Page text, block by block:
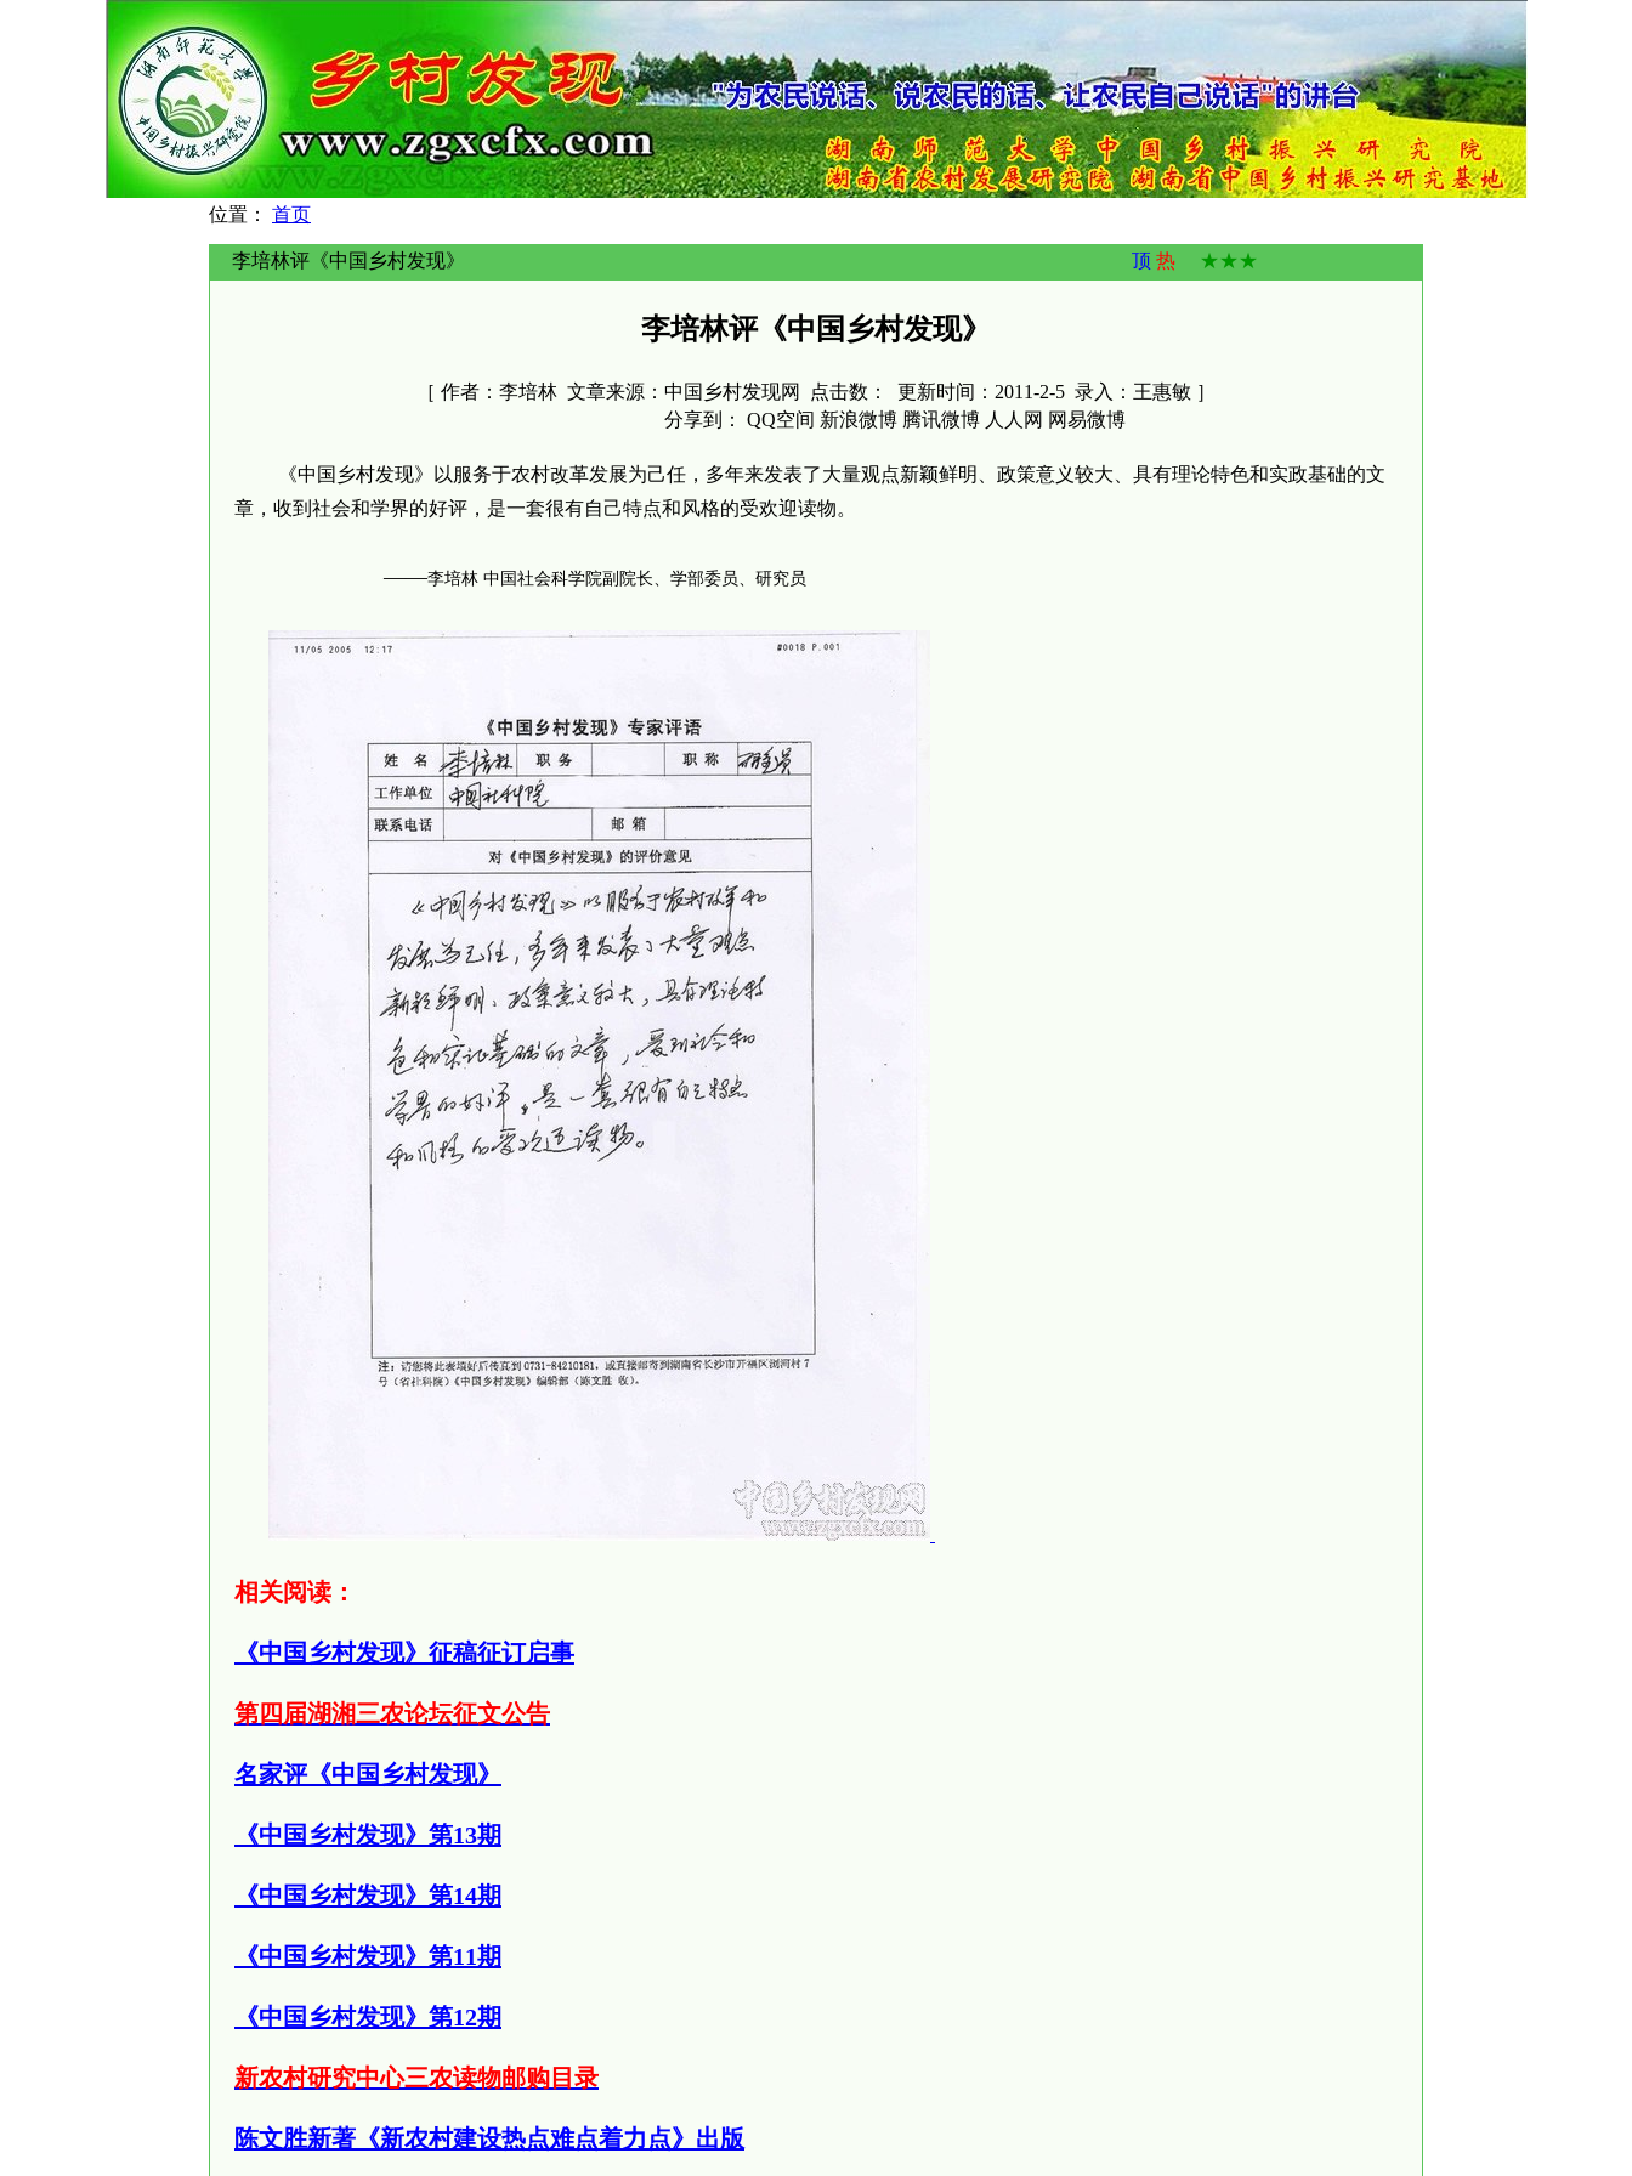
位置： 首页
李培林评《中国乡村发现》 顶 热 ★★★
李培林评《中国乡村发现》
［ 作者： 李培林 文章来源： 中国乡村发现网 点击数：
更新时间：2011-2-5 录入：王惠敏 ］
分享到：
QQ空间 新浪微博 腾讯微博 人人网 网易微博
《中国乡村发现》以服务于农村改革发展为己任，多年来发表了大量观点新颖鲜明、政策意义较大、具有理论特色和实政基础的文
章，收到社会和学界的好评，是一套很有自己特点和风格的受欢迎读物。
——李培林 中国社会科学院副院长、学部委员、研究员
相关阅读：
《中国乡村发现》征稿征订启事
第四届湖湘三农论坛征文公告
名家评《中国乡村发现》
《中国乡村发现》第13期
《中国乡村发现》第14期
《中国乡村发现》第11期
《中国乡村发现》第12期
新农村研究中心三农读物邮购目录
陈文胜新著《新农村建设热点难点着力点》出版